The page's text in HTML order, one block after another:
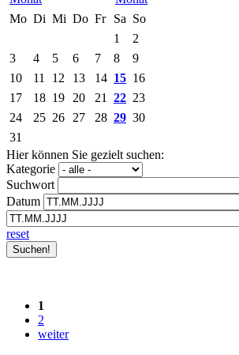
Mo Di Mi Do Fr Sa So
1
2
3
4 5 6 7 8
9
10
11 12 13 14 15 16
17
18 19 20 21 22 23
24
25 26 27 28 29 30
31
Hier können Sie gezielt suchen:
Kategorie
Suchwort
Datum
reset
1
2
weiter